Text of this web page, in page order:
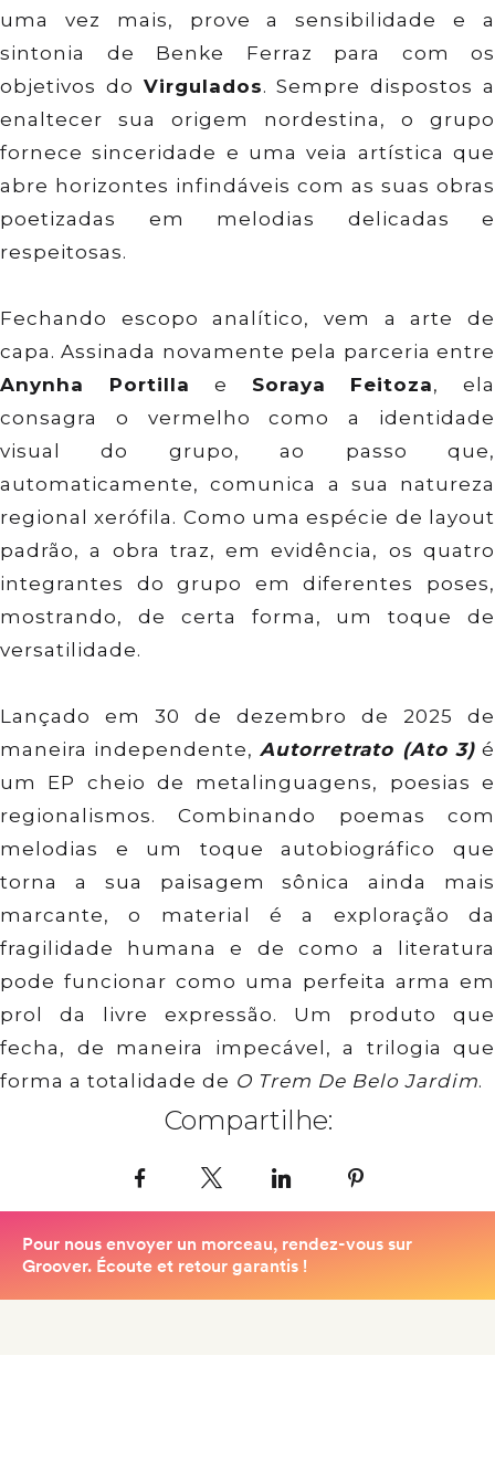
uma vez mais, prove a sensibilidade e a
sintonia de Benke Ferraz para com os
objetivos do Virgulados. Sempre dispostos a
enaltecer sua origem nordestina, o grupo
fornece sinceridade e uma veia artística que
abre horizontes infindáveis com as suas obras
poetizadas em melodias delicadas e
respeitosas.
Fechando escopo analítico, vem a arte de
capa. Assinada novamente pela parceria entre
Anynha Portillae Soraya Feitoza, ela
consagra o vermelho como a identidade
visual do grupo, ao passo que,
automaticamente, comunica a sua natureza
regional xerófila. Como uma espécie de layout
padrão, a obra traz, em evidência, os quatro
integrantes do grupo em diferentes poses,
mostrando, de certa forma, um toque de
versatilidade.
Lançado em 30 de dezembro de 2025 de
maneira independente,Autorretrato (Ato 3)é
um EP cheio de metalinguagens, poesias e
regionalismos. Combinando poemas com
melodias e um toque autobiográfico que
torna a sua paisagem sônica ainda mais
marcante, o material é a exploração da
fragilidade humana e de como a literatura
pode funcionar como uma perfeita arma em
prol da livre expressão. Um produto que
fecha, de maneira impecável, a trilogia que
forma a totalidade de O Trem De Belo Jardim.
Compartilhe:
Facebook LinkedIn